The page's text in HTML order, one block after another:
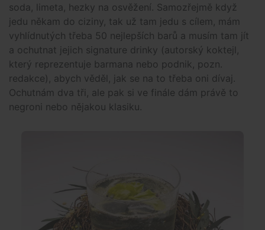
soda, limeta, hezky na osvěžení. Samozřejmě když
jedu někam do ciziny, tak už tam jedu s cílem, mám
vyhlídnutých třeba 50 nejlepších barů a musím tam jít
a ochutnat jejich signature drinky (autorský koktejl,
který reprezentuje barmana nebo podnik, pozn.
redakce), abych věděl, jak se na to třeba oni dívaj.
Ochutnám dva tři, ale pak si ve finále dám právě to
negroni nebo nějakou klasiku.